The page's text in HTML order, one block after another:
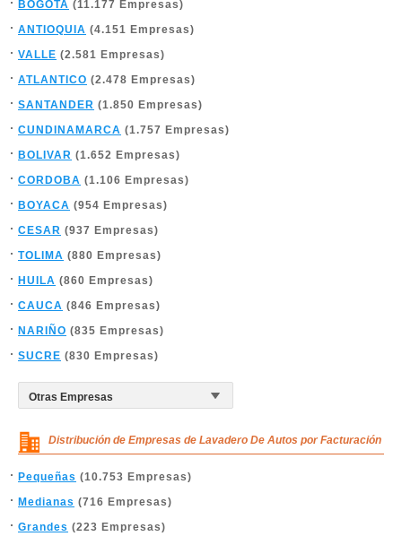
BOGOTA (11.177 Empresas)
ANTIOQUIA (4.151 Empresas)
VALLE (2.581 Empresas)
ATLANTICO (2.478 Empresas)
SANTANDER (1.850 Empresas)
CUNDINAMARCA (1.757 Empresas)
BOLIVAR (1.652 Empresas)
CORDOBA (1.106 Empresas)
BOYACA (954 Empresas)
CESAR (937 Empresas)
TOLIMA (880 Empresas)
HUILA (860 Empresas)
CAUCA (846 Empresas)
NARIÑO (835 Empresas)
SUCRE (830 Empresas)
Distribución de Empresas de Lavadero De Autos por Facturación
Pequeñas (10.753 Empresas)
Medianas (716 Empresas)
Grandes (223 Empresas)